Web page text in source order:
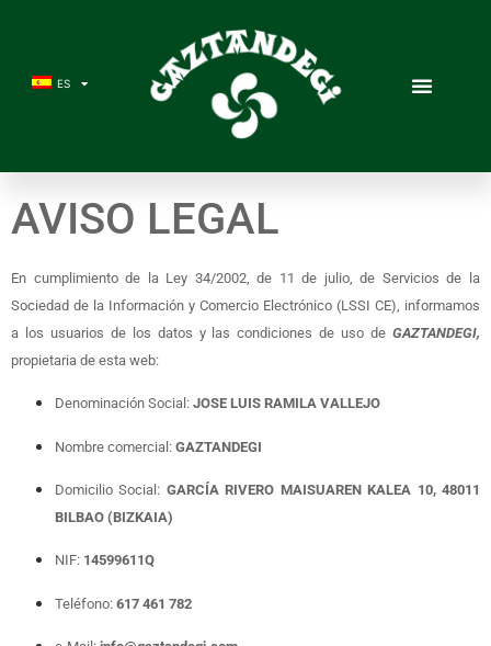
ES
AVISO LEGAL
En cumplimiento de la Ley 34/2002, de 11 de julio, de Servicios de la
Sociedad de la Información y Comercio Electrónico (LSSI CE), informamos
a los usuarios de los datos y las condiciones de uso de GAZTANDEGI,
propietaria de esta web:
Denominación Social: JOSE LUIS RAMILA VALLEJO
Nombre comercial: GAZTANDEGI
Domicilio Social: GARCÍA RIVERO MAISUAREN KALEA 10, 48011
BILBAO (BIZKAIA)
NIF: 14599611Q
Teléfono: 617 461 782